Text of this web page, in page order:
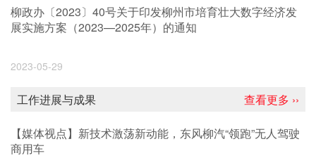
柳政办〔2023〕40号关于印发柳州市培育壮大数字经济发
展实施方案（2023—2025年）的通知
2023-05-29
查看更多 ››
工作进展与成果
【媒体视点】新技术激荡新动能，东风柳汽“领跑”无人驾驶
商用车